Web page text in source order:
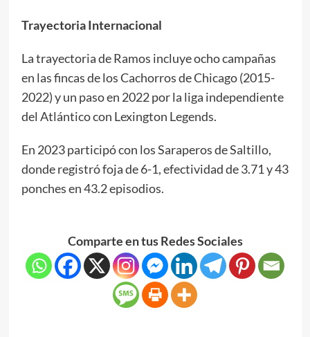
Trayectoria Internacional
La trayectoria de Ramos incluye ocho campañas
en las fincas de los Cachorros de Chicago (2015-
2022) y un paso en 2022 por la liga independiente
del Atlántico con Lexington Legends.
En 2023 participó con los Saraperos de Saltillo,
donde registró foja de 6-1, efectividad de 3.71 y 43
ponches en 43.2 episodios.
Comparte en tus Redes Sociales